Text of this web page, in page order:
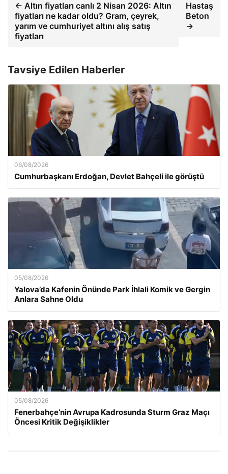
← Altın fiyatları canlı 2 Nisan 2026: Altın
fiyatları ne kadar oldu? Gram, çeyrek,
yarım ve cumhuriyet altını alış satış
fiyatları
Hastaş
Beton
→
Tavsiye Edilen Haberler
06/08/2026
Cumhurbaşkanı Erdoğan, Devlet Bahçeli ile görüştü
05/08/2026
Yalova’da Kafenin Önünde Park İhlali Komik ve Gergin
Anlara Sahne Oldu
05/08/2026
Fenerbahçe’nin Avrupa Kadrosunda Sturm Graz Maçı
Öncesi Kritik Değişiklikler